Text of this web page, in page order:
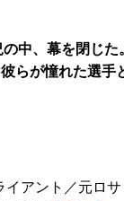
中、幕を閉じた
らが憧れた選手
アント／元ロサ